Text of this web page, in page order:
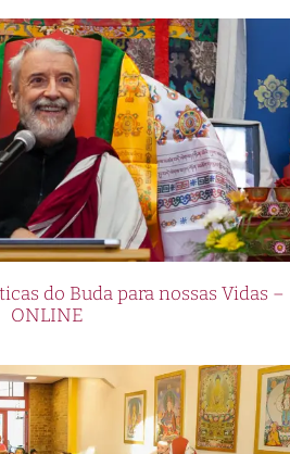
do Buda para nossas Vidas –
ONLINE